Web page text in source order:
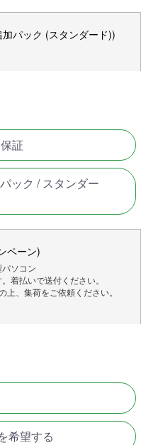
パック (スタンダード))
証
ック / スタンダー
ペーン)
ソコン
着払いで送付ください。
、集荷をご依頼ください。
希望する